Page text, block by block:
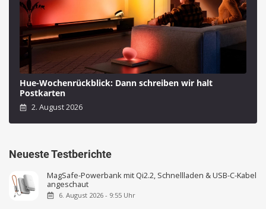
Hue-Wochenrückblick: Dann schreiben wir halt
Postkarten
2. August 2026
Neueste Testberichte
MagSafe-Powerbank mit Qi2.2, Schnellladen & USB-C-Kabel
angeschaut
6. August 2026 - 9:55 Uhr